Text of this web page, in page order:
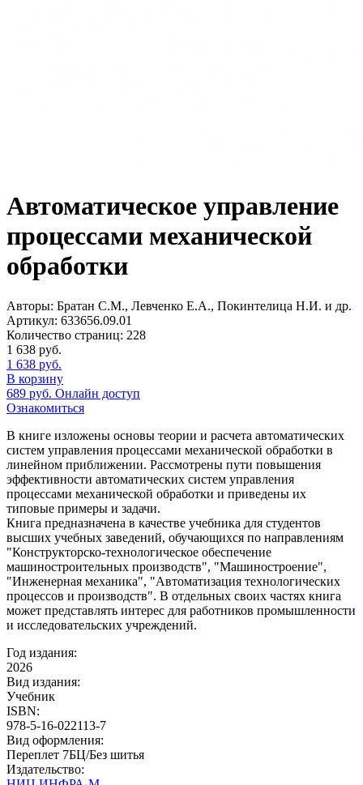
Автоматическое управление
процессами механической
обработки
Авторы: Братан С.М., Левченко Е.А., Покинтелица Н.И. и др.
Артикул: 633656.09.01
Количество страниц: 228
1 638 руб.
1 638 руб.
В корзину
689 руб. Онлайн доступ
Ознакомиться
В книге изложены основы теории и расчета автоматических
систем управления процессами механической обработки в
линейном приближении. Рассмотрены пути повышения
эффективности автоматических систем управления
процессами механической обработки и приведены их
типовые примеры и задачи.
Книга предназначена в качестве учебника для студентов
высших учебных заведений, обучающихся по направлениям
"Конструкторско-технологическое обеспечение
машиностроительных производств", "Машиностроение",
"Инженерная механика", "Автоматизация технологических
процессов и производств". В отдельных своих частях книга
может представлять интерес для работников промышленности
и исследовательских учреждений.
Год издания:
2026
Вид издания:
Учебник
ISBN:
978-5-16-022113-7
Вид оформления:
Переплет 7БЦ/Без шитья
Издательство: